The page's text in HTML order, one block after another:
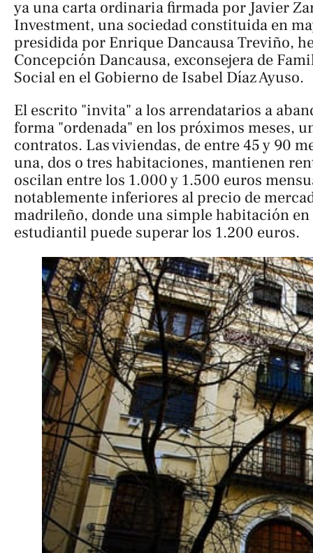
ya una carta ordinaria firmada por Javier
Investment, una sociedad constituida en
presidida por Enrique Dancausa Treviño,
Concepción Dancausa, exconsejera de
Social en el Gobierno de Isabel Díaz Ayuso.
El escrito "invita" a los arrendatarios a
forma "ordenada" en los próximos meses,
contratos. Las viviendas, de entre 45 y 90
una, dos o tres habitaciones, mantienen
oscilan entre los 1.000 y 1.500 euros
notablemente inferiores al precio de
madrileño, donde una simple habitación
estudiantil puede superar los 1.200 euros.